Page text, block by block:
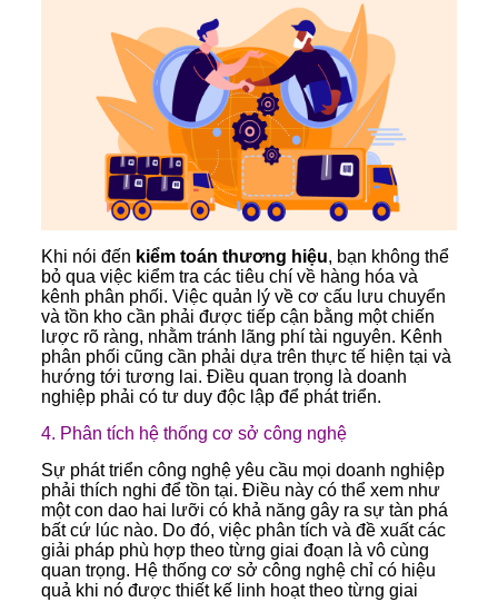
Khi nói đến kiểm toán thương hiệu, bạn không thể
bỏ qua việc kiểm tra các tiêu chí về hàng hóa và
kênh phân phối. Việc quản lý về cơ cấu lưu chuyển
và tồn kho cần phải được tiếp cận bằng một chiến
lược rõ ràng, nhằm tránh lãng phí tài nguyên. Kênh
phân phối cũng cần phải dựa trên thực tế hiện tại và
hướng tới tương lai. Điều quan trọng là doanh
nghiệp phải có tư duy độc lập để phát triển.
4. Phân tích hệ thống cơ sở công nghệ
Sự phát triển công nghệ yêu cầu mọi doanh nghiệp
phải thích nghi để tồn tại. Điều này có thể xem như
một con dao hai lưỡi có khả năng gây ra sự tàn phá
bất cứ lúc nào. Do đó, việc phân tích và đề xuất các
giải pháp phù hợp theo từng giai đoạn là vô cùng
quan trọng. Hệ thống cơ sở công nghệ chỉ có hiệu
quả khi nó được thiết kế linh hoạt theo từng giai